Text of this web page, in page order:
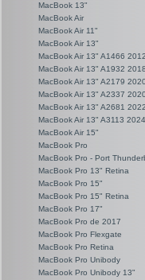
MacBook 13"
MacBook Air
MacBook Air 11"
MacBook Air 13"
MacBook Air 13" A1466
MacBook Air 13" A1932
MacBook Air 13" A2179 2020
MacBook Air 13" A2337 2020
MacBook Air 13" A2681 2022
MacBook Air 13" A3113 2024
MacBook Air 15"
MacBook Pro
MacBook Pro - Port
MacBook Pro 13" Retina
MacBook Pro 15"
MacBook Pro 15" Retina
MacBook Pro 17"
MacBook Pro de 2017
MacBook Pro Flexgate
MacBook Pro Retina
MacBook Pro Unibody
MacBook Pro Unibody 13"